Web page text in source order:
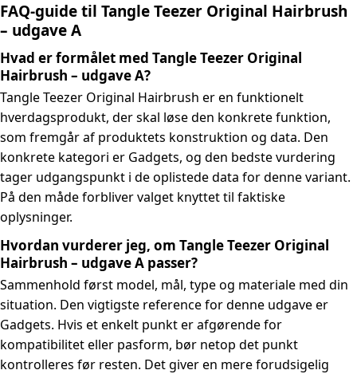
FAQ-guide til Tangle Teezer Original Hairbrush
– udgave A
Hvad er formålet med Tangle Teezer Original
Hairbrush – udgave A?
Tangle Teezer Original Hairbrush er en funktionelt
hverdagsprodukt, der skal løse den konkrete funktion,
som fremgår af produktets konstruktion og data. Den
konkrete kategori er Gadgets, og den bedste vurdering
tager udgangspunkt i de oplistede data for denne variant.
På den måde forbliver valget knyttet til faktiske
oplysninger.
Hvordan vurderer jeg, om Tangle Teezer Original
Hairbrush – udgave A passer?
Sammenhold først model, mål, type og materiale med din
situation. Den vigtigste reference for denne udgave er
Gadgets. Hvis et enkelt punkt er afgørende for
kompatibilitet eller pasform, bør netop det punkt
kontrolleres før resten. Det giver en mere forudsigelig